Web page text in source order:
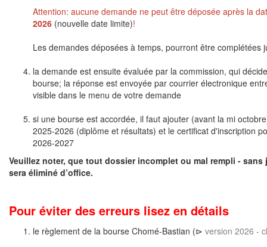
Attention: aucune demande ne peut être déposée après la
2026 (nouvelle date limite)!
Les demandes déposées à temps, pourront être complétées
la demande est ensuite évaluée par la commission, qui
bourse; la réponse est envoyée par courrier électronique
visible dans le menu de votre demande
si une bourse est accordée, il faut ajouter (avant la mi
2025-2026 (diplôme et résultats) et le certificat d'inscription
2026-2027
Veuillez noter, que tout dossier incomplet ou mal rempli -
sera éliminé d’office.
Pour éviter des erreurs lisez en détails
le règlement de la bourse Chomé-Bastian (⊳ version 2026 -